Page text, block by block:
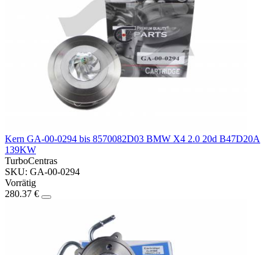
Kern GA-00-0294 bis 8570082D03 BMW X4 2.0 20d B47D20A
139KW
TurboCentras
SKU: GA-00-0294
Vorrätig
280.37 €